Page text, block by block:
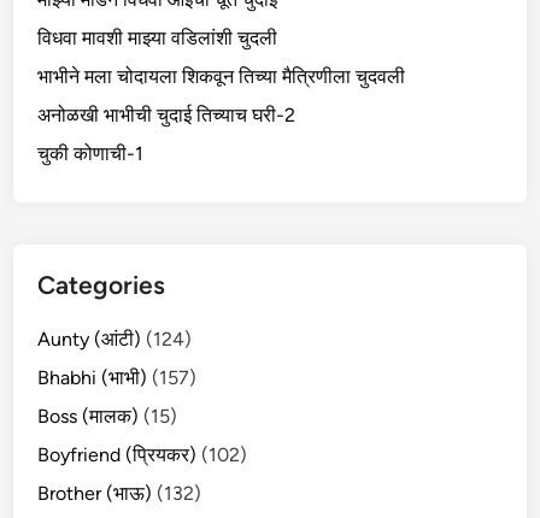
विधवा मावशी माझ्या वडिलांशी चुदली
भाभीने मला चोदायला शिकवून तिच्या मैत्रिणीला चुदवली
अनोळखी भाभीची चुदाई तिच्याच घरी-2
चुकी कोणाची-1
Categories
Aunty (आंटी) (124)
Bhabhi (भाभी) (157)
Boss (मालक) (15)
Boyfriend (प्रियकर) (102)
Brother (भाऊ) (132)